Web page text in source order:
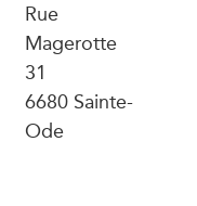
Rue
Magerotte
31
6680 Sainte-
Ode